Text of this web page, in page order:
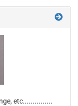
etc...............